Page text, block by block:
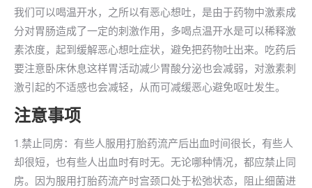
我们可以喝温开水，之所以有恶心想吐，是由于药物中激素成
分对胃肠造成了一定的刺激作用，多喝点温开水是可以稀释激
素浓度，起到缓解恶心想吐症状，避免把药物吐出来。吃药后
要注意卧床休息这样胃活动减少胃酸分泌也会减弱，对激素刺
激引起的不适感也会减轻，从而可减缓恶心避免呕吐发生。
注意事项
1.禁止同房：有些人服用打胎药流产后出血时间很长，有些人
却很短，也有些人出血时有时无。无论哪种情况，都应禁止同
房。因为服用打胎药流产时宫颈口处于松弛状态，阻止细菌进